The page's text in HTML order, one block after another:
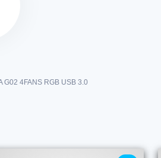
G02 4FANS RGB USB 3.0